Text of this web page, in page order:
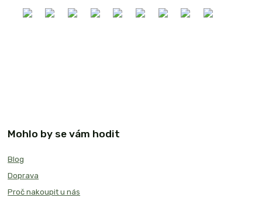
Mohlo by se vám hodit
Blog
Doprava
Proč nakoupit u nás